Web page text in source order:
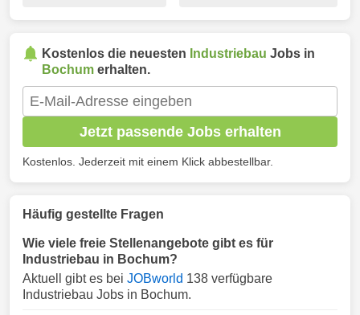
Kostenlos die neuesten Industriebau Jobs in
Bochum erhalten.
Jetzt passende Jobs erhalten
Kostenlos. Jederzeit mit einem Klick abbestellbar.
Häufig gestellte Fragen
Wie viele freie Stellenangebote gibt es für
Industriebau in Bochum?
Aktuell gibt es bei JOBworld 138 verfügbare
Industriebau Jobs in Bochum.